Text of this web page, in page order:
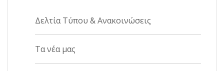
Δελτία Τύπου & Ανακοινώσεις
Τα νέα μας